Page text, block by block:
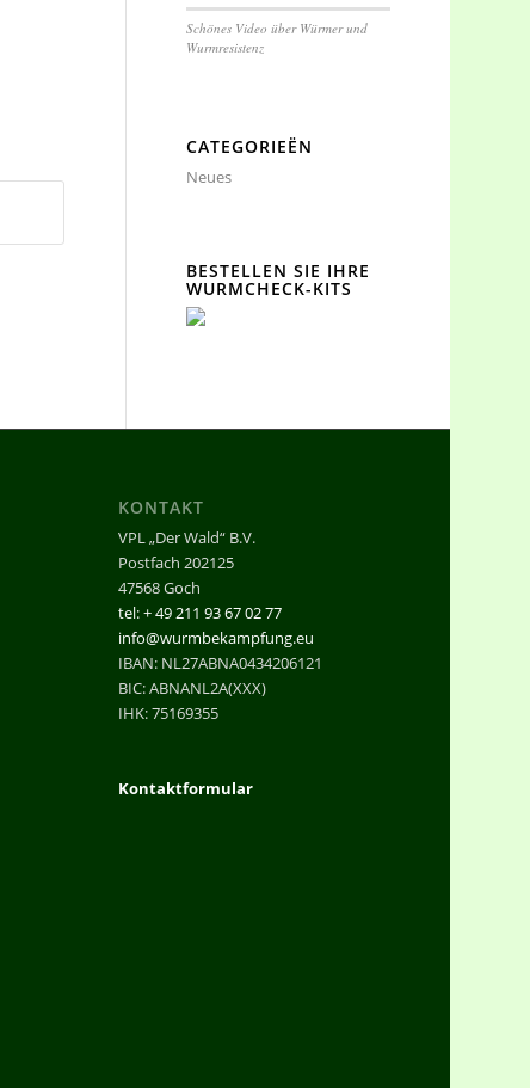
Schönes Video über Würmer und
Wurmresistenz
CATEGORIEËN
Neues
BESTELLEN SIE IHRE
WURMCHECK-KITS
KONTAKT
VPL „Der Wald“ B.V.
Postfach 202125
47568 Goch
tel: + 49 211 93 67 02 77
info@wurmbekampfung.eu
IBAN: NL27ABNA0434206121
BIC: ABNANL2A(XXX)
IHK: 75169355
Kontaktformular